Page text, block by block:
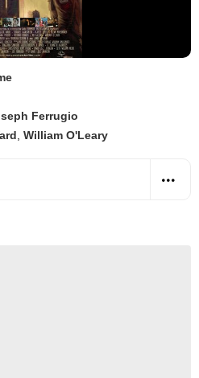
Ferrugio
William O'Leary